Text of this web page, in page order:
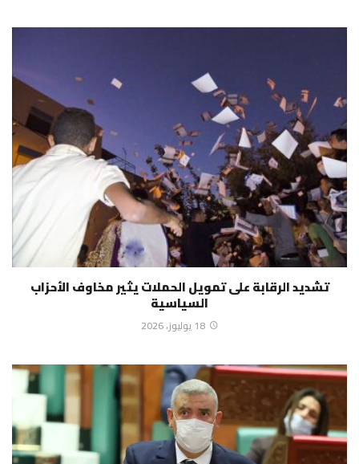
تشديد الرقابة على تمويل الحملات يثير مخاوف الأحزاب
السياسية
18 يوليوز، 2026